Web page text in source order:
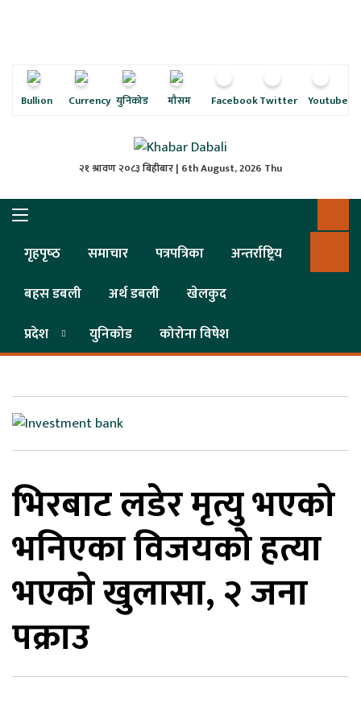
Bullion Currency युनिकोड मौसम FacebookTwitter Youtube
२१ श्रावण २०८३ बिहीबार | 6th August, 2026 Thu
गृहपृष्‍ठ समाचार पत्रपत्रिका
अन्तर्राष्ट्रिय
बहस डबली
अर्थ डबली
खेलकुद
प्रदेश
युनिकोड कोरोना विषेश
भिरबाट लडेर मृत्यु भएको
भनिएका विजयको हत्या
भएको खुलासा, २ जना
पक्राउ